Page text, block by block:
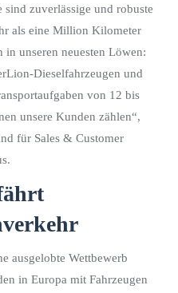
zuverlässige und robuste
als eine Million Kilometer
unseren neuesten Löwen:
Dieselfahrzeugen und
von 12 bis
unsere Kunden zählen“,
für Sales & Customer
ausgelobte Wettbewerb
in Europa mit Fahrzeugen